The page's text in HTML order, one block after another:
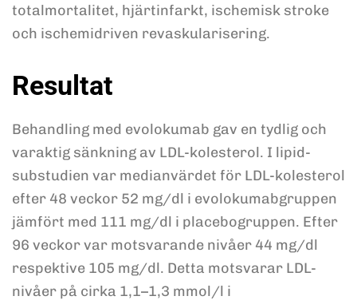
totalmortalitet, hjärtinfarkt, ischemisk stroke
och ischemidriven revaskularisering.
Resultat
Behandling med evolokumab gav en tydlig och
varaktig sänkning av LDL-kolesterol. I lipid-
substudien var medianvärdet för LDL-kolesterol
efter 48 veckor 52 mg/dl i evolokumabgruppen
jämfört med 111 mg/dl i placebogruppen. Efter
96 veckor var motsvarande nivåer 44 mg/dl
respektive 105 mg/dl. Detta motsvarar LDL-
nivåer på cirka 1,1–1,3 mmol/l i